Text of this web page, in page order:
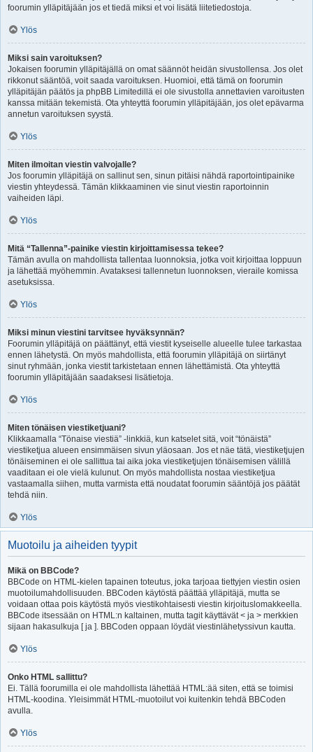
foorumin ylläpitäjään jos et tiedä miksi et voi lisätä liitetiedostoja.
Ylös
Miksi sain varoituksen?
Jokaisen foorumin ylläpitäjällä on omat säännöt heidän sivustollensa. Jos olet
rikkonut sääntöä, voit saada varoituksen. Huomioi, että tämä on foorumin
ylläpitäjän päätös ja phpBB Limitedillä ei ole sivustolla annettavien varoitusten
kanssa mitään tekemistä. Ota yhteyttä foorumin ylläpitäjään, jos olet epävarma
annetun varoituksen syystä.
Ylös
Miten ilmoitan viestin valvojalle?
Jos foorumin ylläpitäjä on sallinut sen, sinun pitäisi nähdä raportointipainike
viestin yhteydessä. Tämän klikkaaminen vie sinut viestin raportoinnin
vaiheiden läpi.
Ylös
Mitä “Tallenna”-painike viestin kirjoittamisessa tekee?
Tämän avulla on mahdollista tallentaa luonnoksia, jotka voit kirjoittaa loppuun
ja lähettää myöhemmin. Avataksesi tallennetun luonnoksen, vieraile komissa
asetuksissa.
Ylös
Miksi minun viestini tarvitsee hyväksynnän?
Foorumin ylläpitäjä on päättänyt, että viestit kyseiselle alueelle tulee tarkastaa
ennen lähetystä. On myös mahdollista, että foorumin ylläpitäjä on siirtänyt
sinut ryhmään, jonka viestit tarkistetaan ennen lähettämistä. Ota yhteyttä
foorumin ylläpitäjään saadaksesi lisätietoja.
Ylös
Miten tönäisen viestiketjuani?
Klikkaamalla “Tönaise viestiä” -linkkiä, kun katselet sitä, voit “tönäistä”
viestiketjua alueen ensimmäisen sivun yläosaan. Jos et näe tätä, viestiketjujen
tönäiseminen ei ole sallittua tai aika joka viestiketjujen tönäisemisen välillä
vaaditaan ei ole vielä kulunut. On myös mahdollista nostaa viestiketjua
vastaamalla siihen, mutta varmista että noudatat foorumin sääntöjä jos päätät
tehdä niin.
Ylös
Muotoilu ja aiheiden tyypit
Mikä on BBCode?
BBCode on HTML-kielen tapainen toteutus, joka tarjoaa tiettyjen viestin osien
muotoilumahdollisuuden. BBCoden käytöstä päättää ylläpitäjä, mutta se
voidaan ottaa pois käytöstä myös viestikohtaisesti viestin kirjoituslomakkeella.
BBCode itsessään on HTML:n kaltainen, mutta tagit käyttävät < ja > merkkien
sijaan hakasulkuja [ ja ]. BBCoden oppaan löydät viestinlähetyssivun kautta.
Ylös
Onko HTML sallittu?
Ei. Tällä foorumilla ei ole mahdollista lähettää HTML:ää siten, että se toimisi
HTML-koodina. Yleisimmät HTML-muotoilut voi kuitenkin tehdä BBCoden
avulla.
Ylös